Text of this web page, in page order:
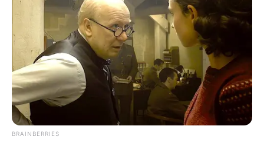
ΤΑΥΤΟΤΗΤΑ ΚΑΙ ΕΠΙΚΟΙΝΩΝΙΑ ΟΡΟΙ ΧΡΗΣΗΣ
© 2025 EVIANEWS του Γιώργου Κουτσελίνη
BRAINBERRIES